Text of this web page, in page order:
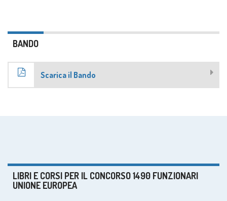
BANDO
Scarica il Bando
LIBRI E CORSI PER IL CONCORSO 1490 FUNZIONARI
UNIONE EUROPEA